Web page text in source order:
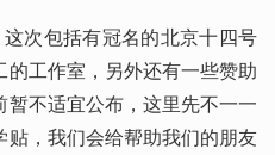
次包括有冠名的北京十四号
工作室，另外还有一些赞助
不适宜公布，这里先不一一
，我们会给帮助我们的朋友